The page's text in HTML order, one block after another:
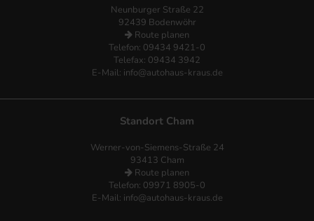
Neunburger Straße 22
92439 Bodenwöhr
Route planen
Telefon: 09434 9421-0
Telefax: 09434 3942
E-Mail: info@autohaus-kraus.de
Standort Cham
Werner-von-Siemens-Straße 24
93413 Cham
Route planen
Telefon: 09971 8905-0
E-Mail: info@autohaus-kraus.de